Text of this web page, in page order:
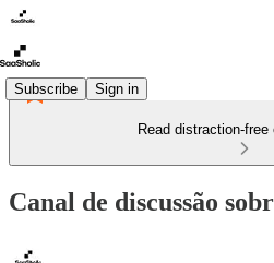
Subscribe Sign in
Read distraction-
Canal de discussão